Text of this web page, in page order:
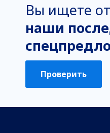
Вы ищете
наши
Проверить